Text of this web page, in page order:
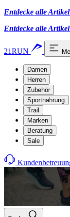
Entdecke alle
Entdecke alle
21RUN
Damen
Herren
Zubehör
Sportnahrung
Trail
Marken
Beratung
Sale